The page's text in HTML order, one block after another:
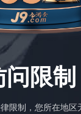
问限制
限制，您所在地区